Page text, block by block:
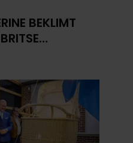
BEKLIMT